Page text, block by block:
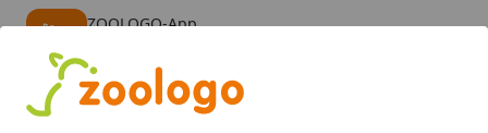
ZOOLOGO-App
Alle Produkte
Mein Konto